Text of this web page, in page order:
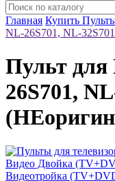
Главная Купить
NL-26S701, NL-
Пульт
26S701,
Видео Двойка
Видеотройка